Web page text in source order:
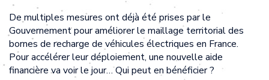
De multiples mesures ont déjà été prises par le
Gouvernement pour améliorer le maillage territorial des
bornes de recharge de véhicules électriques en France.
Pour accélérer leur déploiement, une nouvelle aide
financière va voir le jour… Qui peut en bénéficier ?